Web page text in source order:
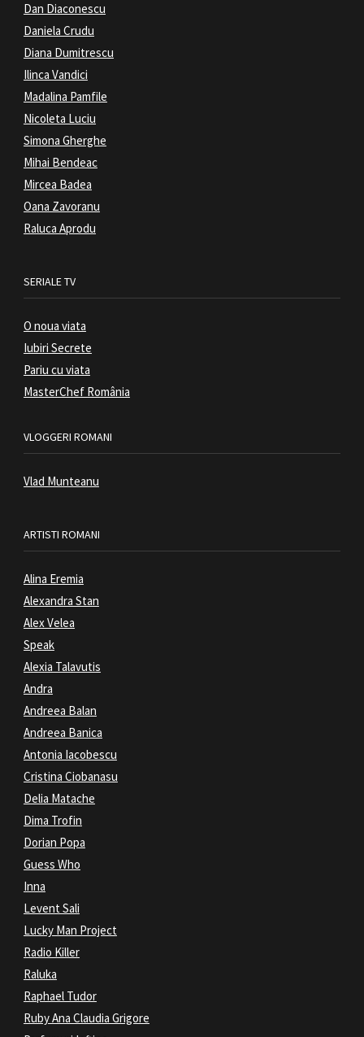
Dan Diaconescu
Daniela Crudu
Diana Dumitrescu
Ilinca Vandici
Madalina Pamfile
Nicoleta Luciu
Simona Gherghe
Mihai Bendeac
Mircea Badea
Oana Zavoranu
Raluca Aprodu
SERIALE TV
O noua viata
Iubiri Secrete
Pariu cu viata
MasterChef România
VLOGGERI ROMANI
Vlad Munteanu
ARTISTI ROMANI
Alina Eremia
Alexandra Stan
Alex Velea
Speak
Alexia Talavutis
Andra
Andreea Balan
Andreea Banica
Antonia Iacobescu
Cristina Ciobanasu
Delia Matache
Dima Trofin
Dorian Popa
Guess Who
Inna
Levent Sali
Lucky Man Project
Radio Killer
Raluka
Raphael Tudor
Ruby Ana Claudia Grigore